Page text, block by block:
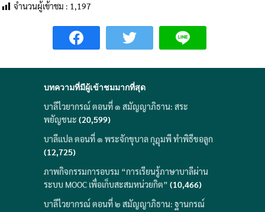
จำนวนผู้เข้าชม : 1,197
บทความที่มีผู้เข้าชมมากที่สุด
บาลีไวยากรณ์ ตอนที่ ๑ สมัญญาภิธาน: สระ
พยัญชนะ (20,599)
บาลีแปล ตอนที่ ๑ พระจักขุบาล กุฎุมพี ทำพิธีขอลูก
(12,725)
ภาพกิจกรรมการอบรม “การเรียนรู้ภาษาบาลีผ่าน
ระบบ MOOC เพื่อเก็บสะสมหน่วยกิต” (10,466)
บาลีไวยากรณ์ ตอนที่ ๒ สมัญญาภิธาน: ฐานกรณ์